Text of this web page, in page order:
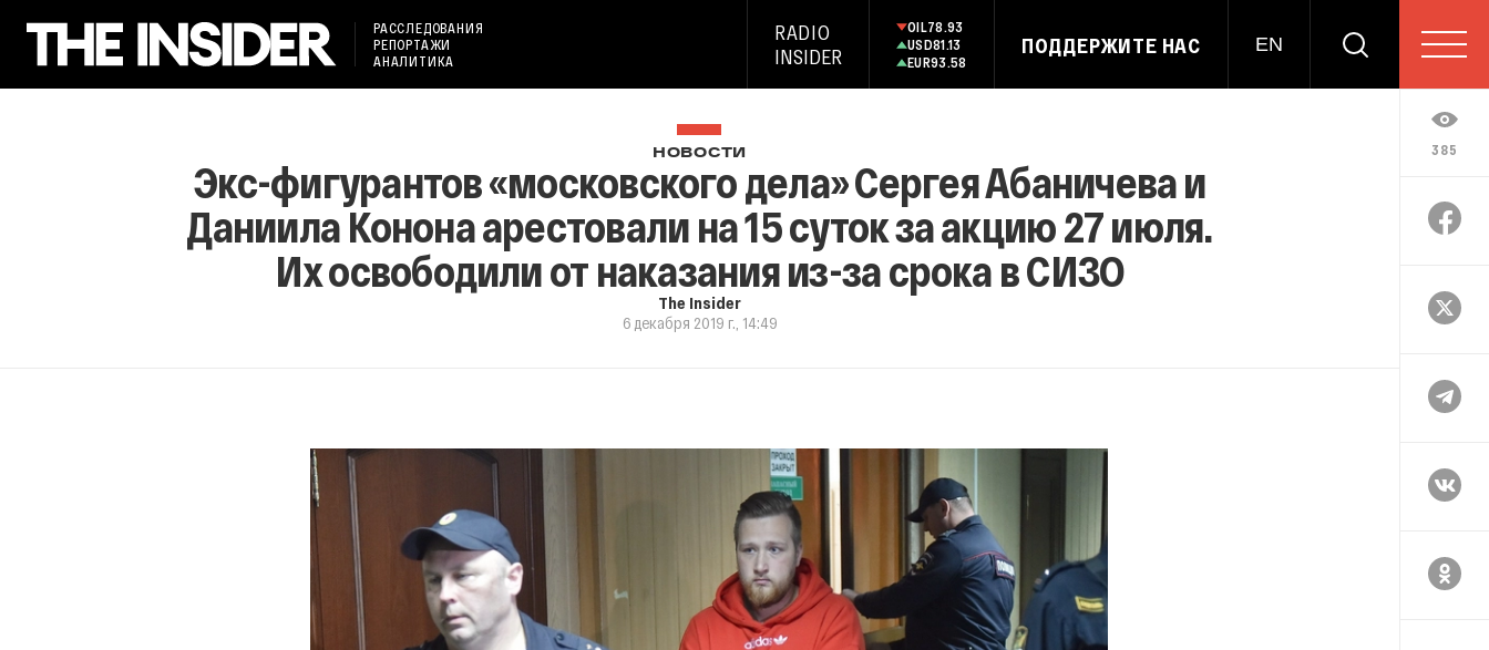
РАССЛЕДОВАНИЯ
РЕПОРТАЖИ
АНАЛИТИКА
RADIO
INSIDER
OIL78.93
USD81.13
EUR93.58
ПОДДЕРЖИТЕ НАС EN
385
НОВОСТИ
Экс-фигурантов «московского дела» Сергея Абаничева и
Даниила Конона арестовали на 15 суток за акцию 27 июля.
Их освободили от наказания из-за срока в СИЗО
The Insider
6 декабря 2019 г., 14:49